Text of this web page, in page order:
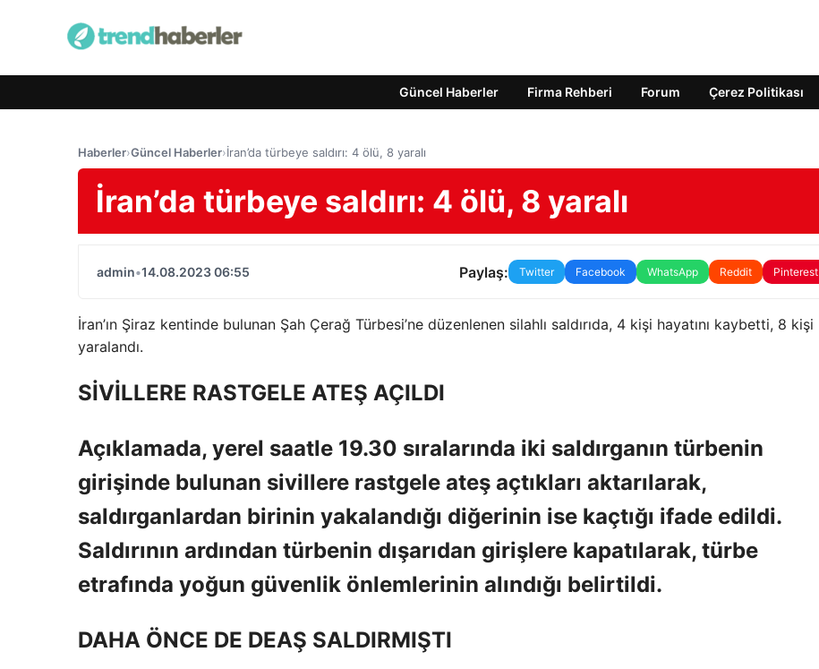
Güncel Haberler Firma Rehberi Forum Çerez Politikası
Haberler›Güncel Haberler›İran’da türbeye saldırı: 4 ölü, 8 yaralı
İran’da türbeye saldırı: 4 ölü, 8 yaralı
admin•14.08.2023 06:55 Paylaş: Twitter Facebook WhatsApp Reddit Pinterest
İran’ın Şiraz kentinde bulunan Şah Çerağ Türbesi’ne düzenlenen silahlı saldırıda, 4 kişi hayatını kaybetti, 8 kişi
yaralandı.
SİVİLLERE RASTGELE ATEŞ AÇILDI
Açıklamada, yerel saatle 19.30 sıralarında iki saldırganın türbenin
girişinde bulunan sivillere rastgele ateş açtıkları aktarılarak,
saldırganlardan birinin yakalandığı diğerinin ise kaçtığı ifade edildi.
Saldırının ardından türbenin dışarıdan girişlere kapatılarak, türbe
etrafında yoğun güvenlik önlemlerinin alındığı belirtildi.
DAHA ÖNCE DE DEAŞ SALDIRMIŞTI